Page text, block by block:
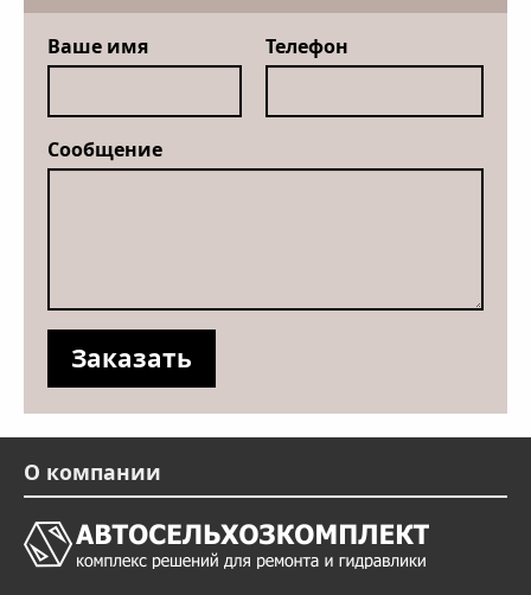
Ваше имя Телефон
Сообщение
О компании